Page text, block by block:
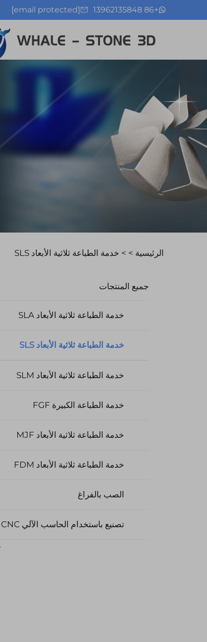
+86 13962135848
[email protected]
الرئيسية > > خدمة الطباعة ثلاثية الأبعاد SLS
جميع المنتجات
خدمة الطباعة ثلاثية الأبعاد SLA
خدمة الطباعة ثلاثية الأبعاد SLS
خدمة الطباعة ثلاثية الأبعاد SLM
خدمة الطباعة الكبيرة FGF
خدمة الطباعة ثلاثية الأبعاد MJF
خدمة الطباعة ثلاثية الأبعاد FDM
الصب بالفراغ
تصنيع باستخدام الحاسب الآلي CNC